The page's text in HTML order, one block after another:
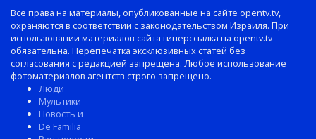
Все права на материалы, опубликованные на сайте opentv.tv,
охраняются в соответствии с законодательством Израиля. При
использовании материалов сайта гиперссылка на opentv.tv
обязательна. Перепечатка эксклюзивных статей без
согласования с редакцией запрещена. Любое использование
фотоматериалов агентств строго запрещено.
Люди
Мультики
Новость и
De Familia